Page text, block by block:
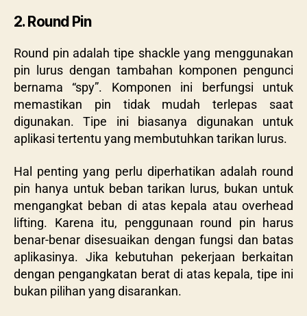
2. Round Pin
Round pin adalah tipe shackle yang menggunakan
pin lurus dengan tambahan komponen pengunci
bernama “spy”. Komponen ini berfungsi untuk
memastikan pin tidak mudah terlepas saat
digunakan. Tipe ini biasanya digunakan untuk
aplikasi tertentu yang membutuhkan tarikan lurus.
Hal penting yang perlu diperhatikan adalah round
pin hanya untuk beban tarikan lurus, bukan untuk
mengangkat beban di atas kepala atau overhead
lifting. Karena itu, penggunaan round pin harus
benar-benar disesuaikan dengan fungsi dan batas
aplikasinya. Jika kebutuhan pekerjaan berkaitan
dengan pengangkatan berat di atas kepala, tipe ini
bukan pilihan yang disarankan.